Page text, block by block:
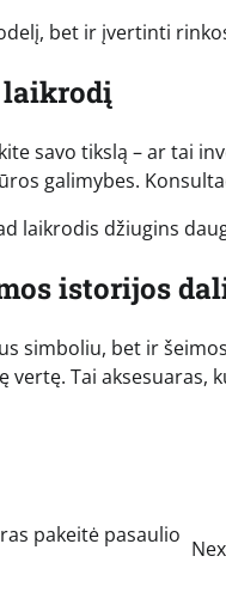
bet ir įvertinti
laikrodį
savo tikslą – ar tai
galimybes.
laikrodis džiugins
istorijos
simboliu, bet ir
Tai
pakeitė pasaulio